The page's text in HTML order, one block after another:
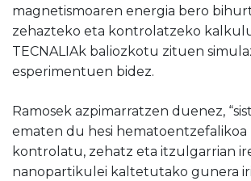
magnetismoaren energia bero
zehazteko eta kontrolatzeko
TECNALIAk baliozkotu zituen
esperimentuen bidez.
Ramosek azpimarratzen duenez,
ematen du hesi hematoentzefalikoa
kontrolatu, zehatz eta itzulgarrian
nanopartikulei kaltetutako gunera